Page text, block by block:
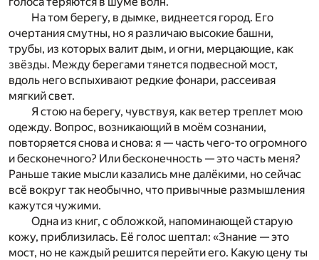
На том берегу, в дымке, виднеется город. Его
очертания смутны, но я различаю высокие башни,
трубы, из которых валит дым, и огни, мерцающие, как
звёзды. Между берегами тянется подвесной мост,
вдоль него вспыхивают редкие фонари, рассеивая
мягкий свет.
Я стою на берегу, чувствуя, как ветер треплет мою
одежду. Вопрос, возникающий в моём сознании,
повторяется снова и снова: я — часть чего-то огромного
и бесконечного? Или бесконечность — это часть меня?
Раньше такие мысли казались мне далёкими, но сейчас
всё вокруг так необычно, что привычные размышления
кажутся чужими.
Одна из книг, с обложкой, напоминающей старую
кожу, приблизилась. Её голос шептал: «Знание — это
мост, но не каждый решится перейти его. Какую цену ты